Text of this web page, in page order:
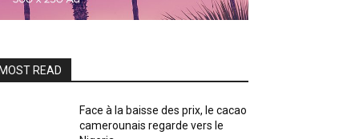
READ
Face à la baisse des prix, le cacao
camerounais regarde vers le